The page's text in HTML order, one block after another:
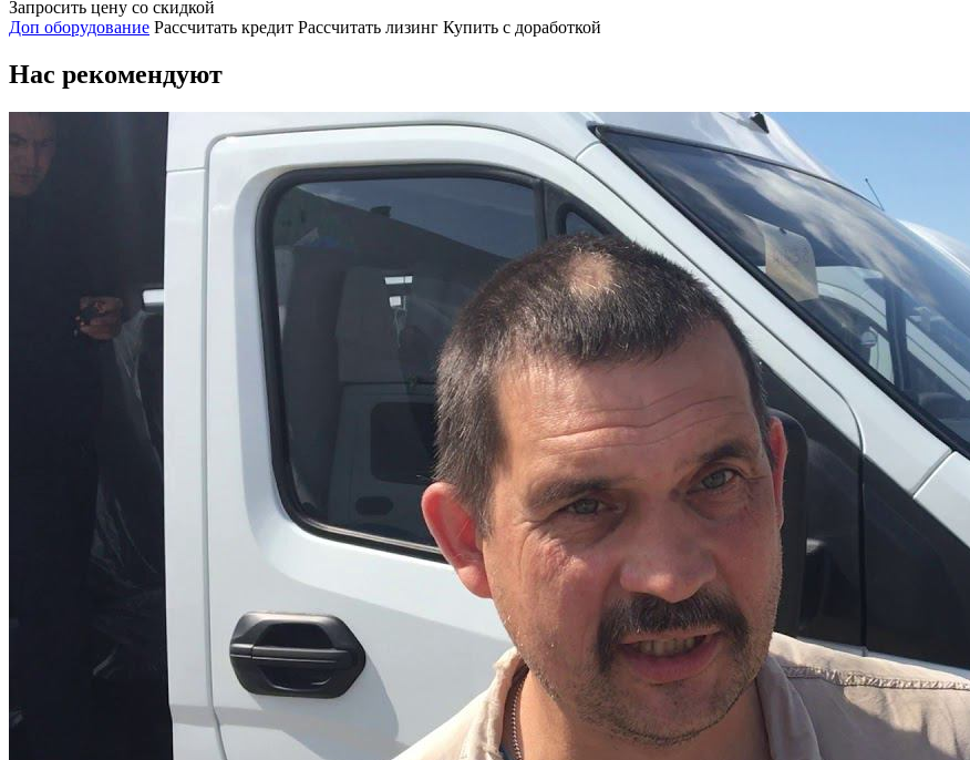
Запросить цену со скидкой
Доп оборудование Рассчитать кредит Рассчитать лизинг Купить с доработкой
Нас рекомендуют